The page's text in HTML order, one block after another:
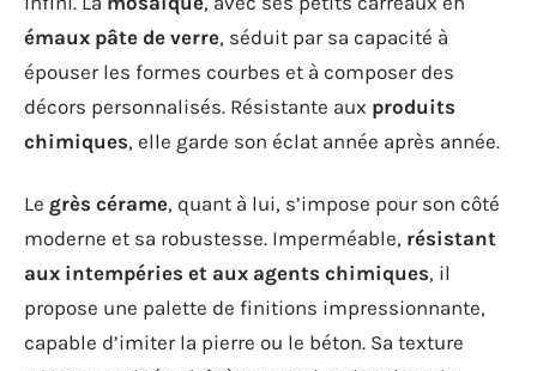
émaux pâte de verre, séduit par sa capacité à
épouser les formes courbes et à composer des
décors personnalisés. Résistante aux produits
chimiques, elle garde son éclat année après année.
Le grès cérame, quant à lui, s’impose pour son côté
moderne et sa robustesse. Imperméable, résistant
aux intempéries et aux agents chimiques, il
propose une palette de finitions impressionnante,
capable d’imiter la pierre ou le béton. Sa texture